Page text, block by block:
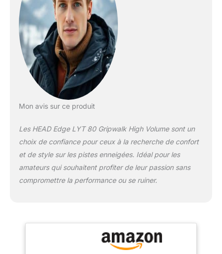
Mon avis sur ce produit
Les HEAD Edge LYT 80 Gripwalk High Volume sont un
choix de confiance pour ceux à la recherche de confort
et de style sur les pistes enneigées. Idéal pour les
amateurs qui souhaitent profiter de leur passion sans
compromettre la performance ou se ruiner.